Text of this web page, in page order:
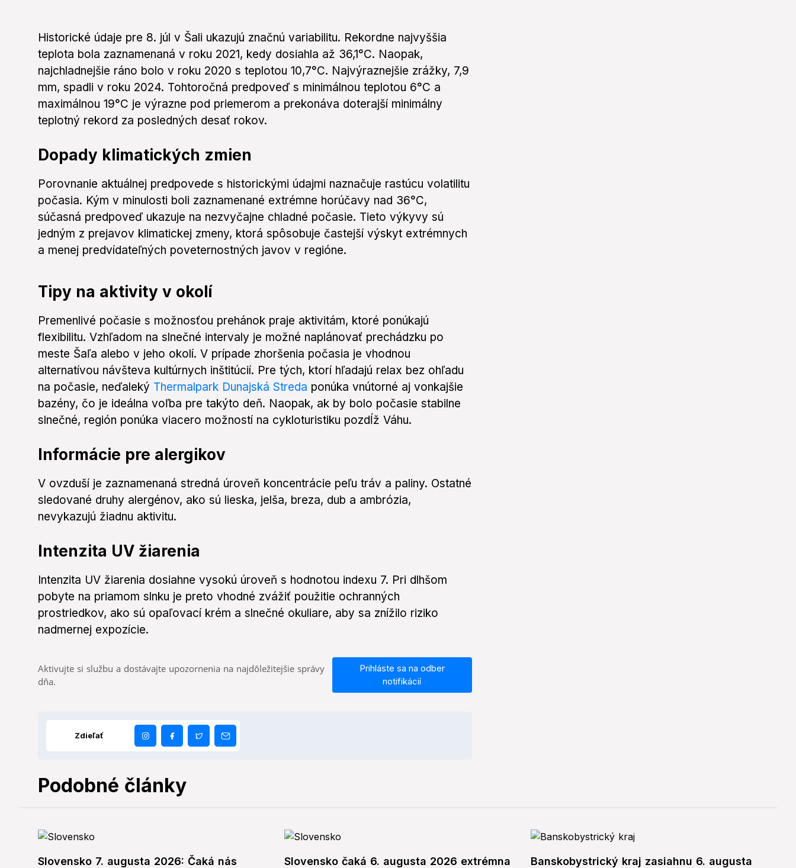
Historické údaje pre 8. júl v Šali ukazujú značnú variabilitu. Rekordne najvyššia
teplota bola zaznamenaná v roku 2021, kedy dosiahla až 36,1°C. Naopak,
najchladnejšie ráno bolo v roku 2020 s teplotou 10,7°C. Najvýraznejšie zrážky, 7,9
mm, spadli v roku 2024. Tohtoročná predpoveď s minimálnou teplotou 6°C a
maximálnou 19°C je výrazne pod priemerom a prekonáva doterajší minimálny
teplotný rekord za posledných desať rokov.
Dopady klimatických zmien
Porovnanie aktuálnej predpovede s historickými údajmi naznačuje rastúcu volatilitu
počasia. Kým v minulosti boli zaznamenané extrémne horúčavy nad 36°C,
súčasná predpoveď ukazuje na nezvyčajne chladné počasie. Tieto výkyvy sú
jedným z prejavov klimatickej zmeny, ktorá spôsobuje častejší výskyt extrémnych
a menej predvídateľných poveternostných javov v regióne.
Tipy na aktivity v okolí
Premenlivé počasie s možnosťou prehánok praje aktivitám, ktoré ponúkajú
flexibilitu. Vzhľadom na slnečné intervaly je možné naplánovať prechádzku po
meste Šaľa alebo v jeho okolí. V prípade zhoršenia počasia je vhodnou
alternatívou návšteva kultúrnych inštitúcií. Pre tých, ktorí hľadajú relax bez ohľadu
na počasie, neďaleký Thermalpark Dunajská Streda ponúka vnútorné aj vonkajšie
bazény, čo je ideálna voľba pre takýto deň. Naopak, ak by bolo počasie stabilne
slnečné, región ponúka viacero možností na cykloturistiku pozdĺž Váhu.
Informácie pre alergikov
V ovzduší je zaznamenaná stredná úroveň koncentrácie peľu tráv a paliny. Ostatné
sledované druhy alergénov, ako sú lieska, jelša, breza, dub a ambrózia,
nevykazujú žiadnu aktivitu.
Intenzita UV žiarenia
Intenzita UV žiarenia dosiahne vysokú úroveň s hodnotou indexu 7. Pri dlhšom
pobyte na priamom slnku je preto vhodné zvážiť použitie ochranných
prostriedkov, ako sú opaľovací krém a slnečné okuliare, aby sa znížilo riziko
nadmernej expozície.
Aktivujte si službu a dostávajte upozornenia na najdôležitejšie správy
dňa.
Prihláste sa na odber
notifikácií
Zdieľať
Podobné články
Slovensko 7. augusta 2026: Čaká nás Slovensko čaká 6. augusta 2026 extrémna Banskobystrický kraj zasiahnu 6. augusta